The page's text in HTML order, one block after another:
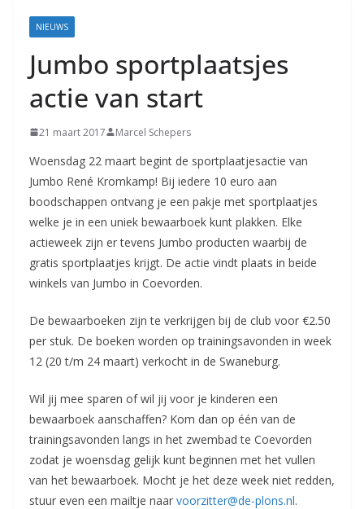
Coevorden
NIEUWS
Jumbo sportplaatsjes
actie van start
21 maart 2017 Marcel Schepers
Woensdag 22 maart begint de sportplaatjesactie van
Jumbo René Kromkamp! Bij iedere 10 euro aan
boodschappen ontvang je een pakje met sportplaatjes
welke je in een uniek bewaarboek kunt plakken. Elke
actieweek zijn er tevens Jumbo producten waarbij de
gratis sportplaatjes krijgt. De actie vindt plaats in beide
winkels van Jumbo in Coevorden.
De bewaarboeken zijn te verkrijgen bij de club voor €2.50
per stuk. De boeken worden op trainingsavonden in week
12 (20 t/m 24 maart) verkocht in de Swaneburg.
Wil jij mee sparen of wil jij voor je kinderen een
bewaarboek aanschaffen? Kom dan op één van de
trainingsavonden langs in het zwembad te Coevorden
zodat je woensdag gelijk kunt beginnen met het vullen
van het bewaarboek. Mocht je het deze week niet redden,
stuur even een mailtje naar voorzitter@de-plons.nl.